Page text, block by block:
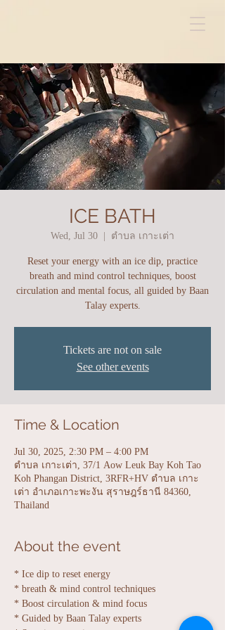
ICE BATH
Wed, Jul 30 ตำบล เกาะเต่า
Reset your energy with an ice dip, practice
breath and mind control techniques, boost
circulation and mental focus, all guided by Baan
Talay experts.
Tickets are not on sale
See other events
Time & Location
Jul 30, 2025, 2:30 PM – 4:00 PM
ตำบล เกาะเต่า, 37/1 Aow Leuk Bay Koh Tao
Koh Phangan District, 3RFR+HV ตำบล เกาะ
เต่า อำเภอเกาะพะงัน สุราษฎร์ธานี 84360,
Thailand
About the event
* Ice dip to reset energy
* breath & mind control techniques
* Boost circulation & mind focus
* Guided by Baan Talay experts